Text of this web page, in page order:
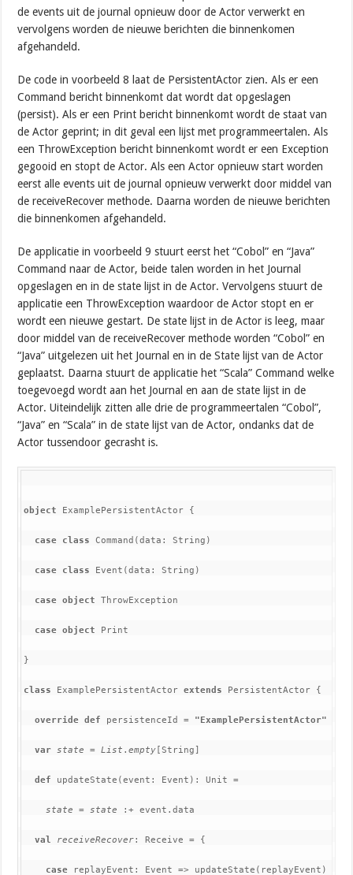
de events uit de journal opnieuw door de Actor verwerkt en
vervolgens worden de nieuwe berichten die binnenkomen
afgehandeld.
De code in voorbeeld 8 laat de PersistentActor zien. Als er een
Command bericht binnenkomt dat wordt dat opgeslagen
(persist). Als er een Print bericht binnenkomt wordt de staat van
de Actor geprint; in dit geval een lijst met programmeertalen. Als
een ThrowException bericht binnenkomt wordt er een Exception
gegooid en stopt de Actor. Als een Actor opnieuw start worden
eerst alle events uit de journal opnieuw verwerkt door middel van
de receiveRecover methode. Daarna worden de nieuwe berichten
die binnenkomen afgehandeld.
De applicatie in voorbeeld 9 stuurt eerst het “Cobol” en “Java”
Command naar de Actor, beide talen worden in het Journal
opgeslagen en in de state lijst in de Actor. Vervolgens stuurt de
applicatie een ThrowException waardoor de Actor stopt en er
wordt een nieuwe gestart. De state lijst in de Actor is leeg, maar
door middel van de receiveRecover methode worden “Cobol” en
“Java” uitgelezen uit het Journal en in de State lijst van de Actor
geplaatst. Daarna stuurt de applicatie het “Scala” Command welke
toegevoegd wordt aan het Journal en aan de state lijst in de
Actor. Uiteindelijk zitten alle drie de programmeertalen “Cobol”,
“Java” en “Scala” in de state lijst van de Actor, ondanks dat de
Actor tussendoor gecrasht is.
object ExamplePersistentActor {
case class Command(data: String)
case class Event(data: String)
case object ThrowException
case object Print
}
class ExamplePersistentActor extends PersistentActor {
override def persistenceId = "ExamplePersistentActor"
var state = List .empty [String]
def updateState(event: Event): Unit =
state = state
val receiveRecover: Receive = {
case replayEvent: Event => updateState(replayEvent)